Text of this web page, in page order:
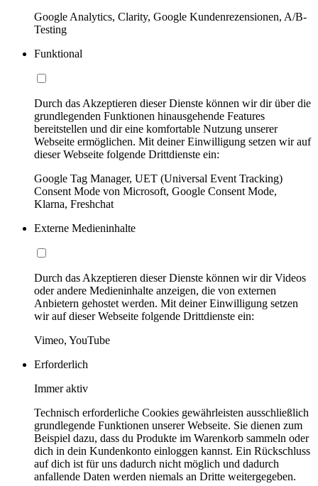
Google Analytics, Clarity, Google Kundenrezensionen, A/B-
Testing
Funktional
Durch das Akzeptieren dieser Dienste können wir dir über die
grundlegenden Funktionen hinausgehende Features
bereitstellen und dir eine komfortable Nutzung unserer
Webseite ermöglichen. Mit deiner Einwilligung setzen wir auf
dieser Webseite folgende Drittdienste ein:
Google Tag Manager, UET (Universal Event Tracking)
Consent Mode von Microsoft, Google Consent Mode,
Klarna, Freshchat
Externe Medieninhalte
Durch das Akzeptieren dieser Dienste können wir dir Videos
oder andere Medieninhalte anzeigen, die von externen
Anbietern gehostet werden. Mit deiner Einwilligung setzen
wir auf dieser Webseite folgende Drittdienste ein:
Vimeo, YouTube
Erforderlich
Immer aktiv
Technisch erforderliche Cookies gewährleisten ausschließlich
grundlegende Funktionen unserer Webseite. Sie dienen zum
Beispiel dazu, dass du Produkte im Warenkorb sammeln oder
dich in dein Kundenkonto einloggen kannst. Ein Rückschluss
auf dich ist für uns dadurch nicht möglich und dadurch
anfallende Daten werden niemals an Dritte weitergegeben.